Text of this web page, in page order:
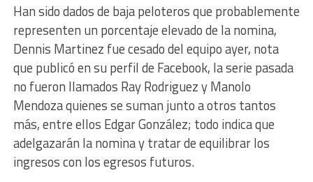
Han sido dados de baja peloteros que probablemente
representen un porcentaje elevado de la nomina,
Dennis Martinez fue cesado del equipo ayer, nota
que publicó en su perfil de Facebook, la serie pasada
no fueron llamados Ray Rodriguez y Manolo
Mendoza quienes se suman junto a otros tantos
más, entre ellos Edgar González; todo indica que
adelgazarán la nomina y tratar de equilibrar los
ingresos con los egresos futuros.